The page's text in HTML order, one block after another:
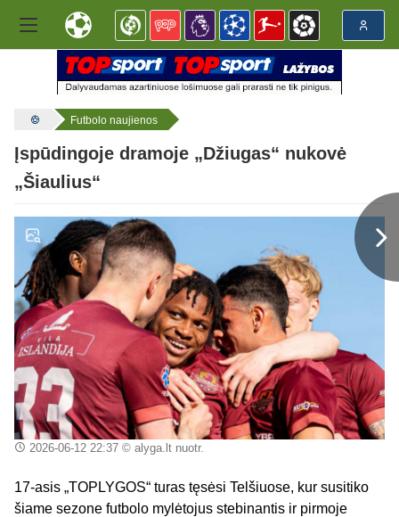
Futbolo naujienos
Įspūdingoje dramoje „Džiugas“ nukovė
„Šiaulius“
2026-06-12 22:37© alyga.lt nuotr.
17-asis „TOPLYGOS“ turas tęsėsi Telšiuose, kur susitiko
šiame sezone futbolo mylėtojus stebinantis ir pirmoje